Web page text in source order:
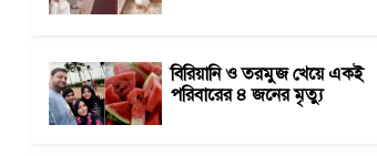
বিরিয়ানি ও তরমুজ খেয়ে একই
পরিবারের ৪ জনের মৃত্যু